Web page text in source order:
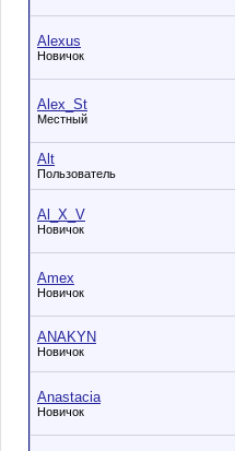
Alexus
Новичок
Alex_St
Местный
Alt
Пользователь
Al_X_V
Новичок
Amex
Новичок
ANAKYN
Новичок
Anastacia
Новичок